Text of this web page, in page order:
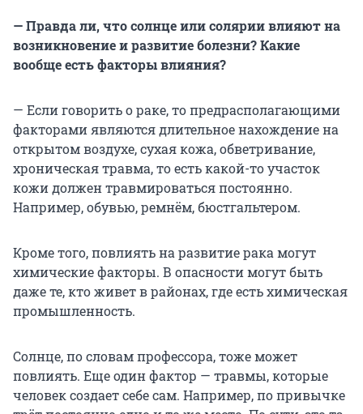
— Правда ли, что солнце или солярии влияют на
возникновение и развитие болезни? Какие
вообще есть факторы влияния?
— Если говорить о раке, то предрасполагающими
факторами являются длительное нахождение на
открытом воздухе, сухая кожа, обветривание,
хроническая травма, то есть какой-то участок
кожи должен травмироваться постоянно.
Например, обувью, ремнём, бюстгальтером.
Кроме того, повлиять на развитие рака могут
химические факторы. В опасности могут быть
даже те, кто живет в районах, где есть химическая
промышленность.
Солнце, по словам профессора, тоже может
повлиять. Еще один фактор — травмы, которые
человек создает себе сам. Например, по привычке